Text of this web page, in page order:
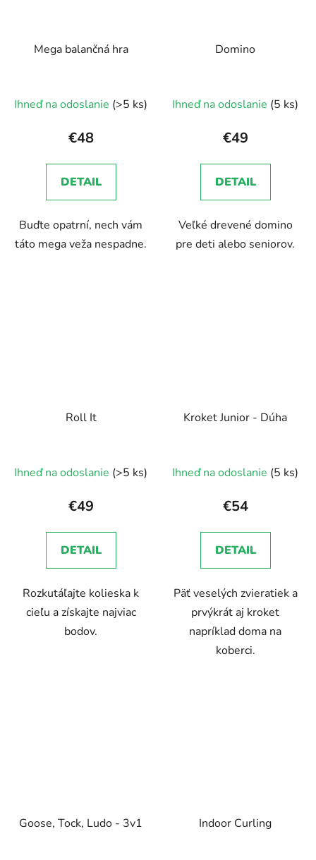
Mega balančná hra
Ihneď na odoslanie (>5 ks)
€48
DETAIL
Buďte opatrní, nech vám
táto mega veža nespadne.
Domino
Ihneď na odoslanie (5 ks)
€49
DETAIL
Veľké drevené domino
pre deti alebo seniorov.
Roll It
Ihneď na odoslanie (>5 ks)
€49
DETAIL
Rozkutáľajte kolieska k
cieľu a získajte najviac
bodov.
Kroket Junior - Dúha
Ihneď na odoslanie (5 ks)
€54
DETAIL
Päť veselých zvieratiek a
prvýkrát aj kroket
napríklad doma na
koberci.
Goose, Tock, Ludo - 3v1 Indoor Curling